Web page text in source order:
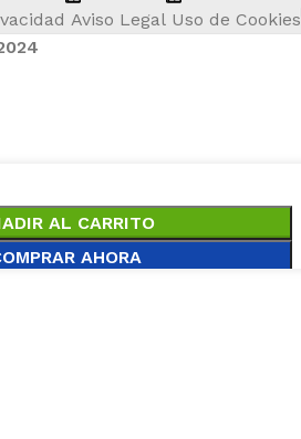
Aviso Legal Uso de Cookies
AL CARRITO
AHORA